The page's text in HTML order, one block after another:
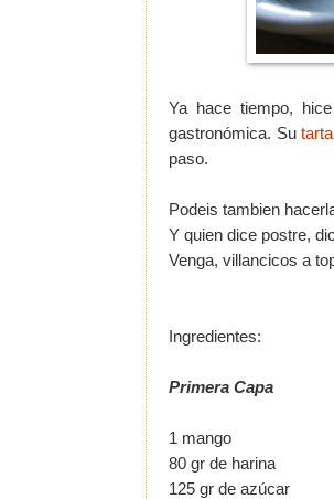
Ya hace tiempo,
gastronómica. Su
paso.
Podeis tambien
Y quien dice postre,
Venga, villancicos a
Ingredientes:
Primera Capa
1 mango
80 gr de harina
125 gr de azúcar